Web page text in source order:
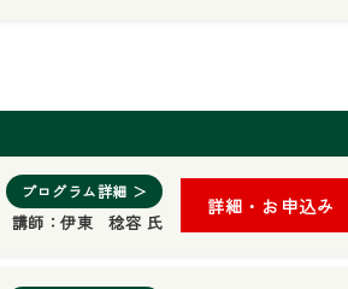
プログラム詳細 ＞
講師：伊東 稔容 氏
詳細・お申込み